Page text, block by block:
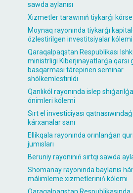
sawda aylanısı
Xızmetler tarawınıń tiykarǵı
Moynaq rayonında tiykarǵı
ózlestirilgen investitsiyalar kólemi
Qaraqalpaqstan Respublikası
ministrligi Kiberjınayatlarǵa qarsı
basqarması tárepinen seminar
shólkemlestirildi
Qanlıkól rayonında islep
ónimleri kólemi
Sırt el investiciyası qatnasıwındaǵı
kárxanalar sanı
Ellikqala rayonında orınlanǵan
jumısları
Beruniy rayonınıń sırtqı sawda
Shomanay rayonında baylanıs
málimleme xızmetleriniń kólemi